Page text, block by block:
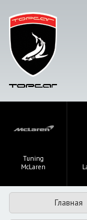
Tuning
McLaren
Главная